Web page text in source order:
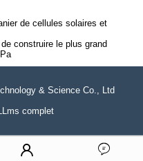
de cellules solaires et
construire le plus grand
& Science Co., Ltd
complet